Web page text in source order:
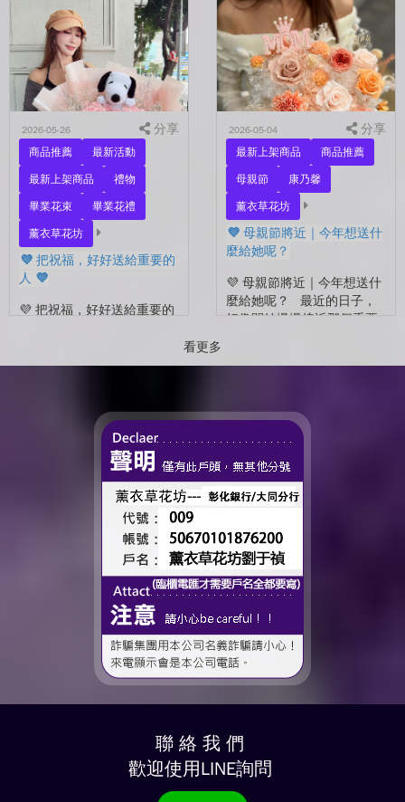
的家人，還是那個努力生活
的自己？ 花，不一定要等
到特別的人才能收到。...
在拍照📷 穿著學士服、抱著
花束，笑著紀錄這段重要的
時光🤍 一路走到現在，一
定有很多不容易。 熬過考
試...
2026-05-26 分享
商品推薦
最新活動
最新上架商品
禮物
畢業花束
畢業花禮
薰衣草花坊
💜 把祝福，好好送給重要的
人 💜
💜 把祝福，好好送給重要的
很多，準備往下一段生活前
2026-05-04 分享
最新上架商品
商品推薦
母親節
康乃馨
薰衣草花坊
💜 母親節將近｜今年想送什
麼給她呢？
💜 母親節將近｜今年想送什
麼給她呢？ 最近的日子，
好像開始慢慢接近那個重要
看更多
聯 絡 我 們
歡迎使用LINE詢問